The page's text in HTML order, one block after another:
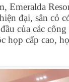
Emeralda
đại, sân cỏ
của các
họp cấp